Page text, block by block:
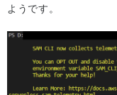
ようです。